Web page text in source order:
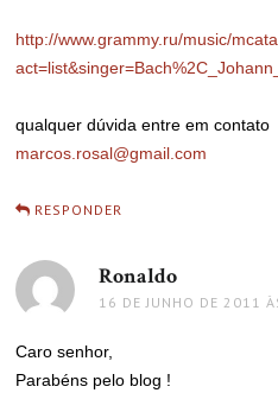
http://www.grammy.ru/music/
qualquer dúvida entre em contato
marcos.rosal@gmail.com
RESPONDER
Ronaldo
16 DE JUNHO DE 2011
Caro senhor,
Parabéns pelo blog !